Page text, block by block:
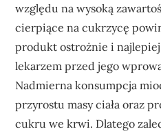
względu na wysoką
cierpiące na cukrzycę
produkt ostrożnie i
lekarzem przed jego
Nadmierna konsumpcja
przyrostu masy ciała oraz
cukru we krwi. Dlatego